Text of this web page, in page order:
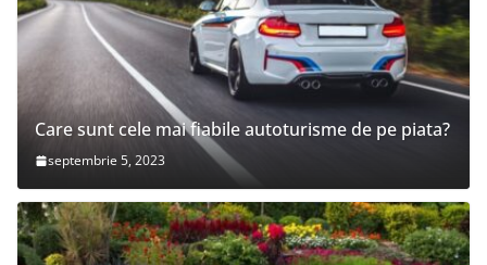
Care sunt cele mai fiabile autoturisme de pe piata?
septembrie 5, 2023